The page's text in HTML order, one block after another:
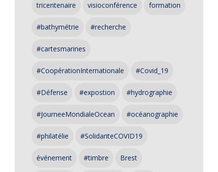
tricentenaire visioconférence formation
#bathymétrie #recherche
#cartesmarines
#CoopérationInternationale #Covid_19
#Défense #expostion #hydrographie
#JourneeMondialeOcean #océanographie
#philatélie #SolidariteCOVID19
événement #timbre Brest